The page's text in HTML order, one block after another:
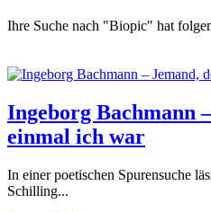
Ihre Suche nach "Biopic" hat
Ingeborg Bachmann
einmal ich war
In einer poetischen Spurensuche
Schilling...